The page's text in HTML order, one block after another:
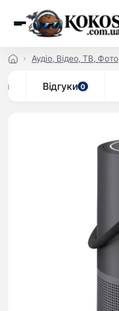
Аудіо, Відео, ТВ, Фото
Відгуки 0